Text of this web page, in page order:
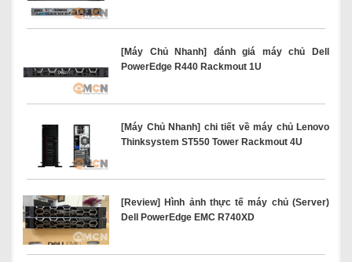
[Máy Chủ Nhanh] đánh giá máy chủ Dell
PowerEdge R440 Rackmout 1U
[Máy Chủ Nhanh] chi tiết về máy chủ Lenovo
Thinksystem ST550 Tower Rackmout 4U
[Review] Hình ảnh thực tế máy chủ (Server)
Dell PowerEdge EMC R740XD